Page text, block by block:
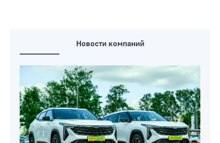
Новости компаний